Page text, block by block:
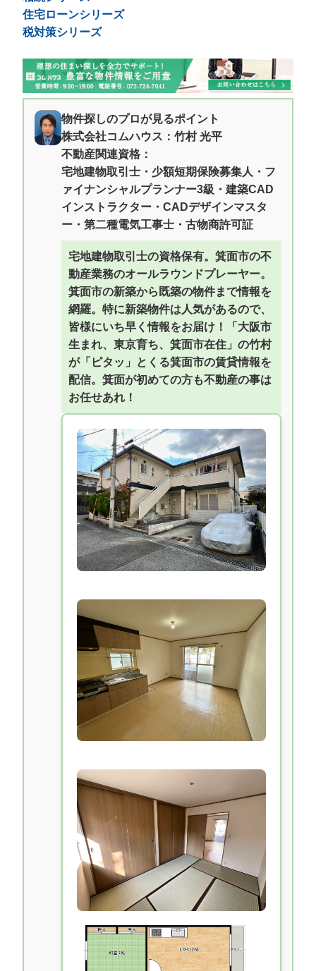
住宅ローンシリーズ
税対策シリーズ
物件探しのプロが見るポイント
株式会社コムハウス：竹村 光平
不動産関連資格：
宅地建物取引士・少額短期保険募集人・フ
ァイナンシャルプランナー3級・建築CAD
インストラクター・CADデザインマスタ
ー・第二種電気工事士・古物商許可証
宅地建物取引士の資格保有。箕面市の不
動産業務のオールラウンドプレーヤー。
箕面市の新築から既築の物件まで情報を
網羅。特に新築物件は人気があるので、
皆様にいち早く情報をお届け！「大阪市
生まれ、東京育ち、箕面市在住」の竹村
が「ピタッ」とくる箕面市の賃貸情報を
配信。箕面が初めての方も不動産の事は
お任せあれ！